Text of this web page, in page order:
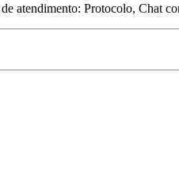
atendimento: Protocolo, Chat